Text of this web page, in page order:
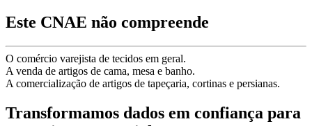
Este CNAE não compreende
O comércio varejista de tecidos em geral.
A venda de artigos de cama, mesa e banho.
A comercialização de artigos de tapeçaria, cortinas e persianas.
Transformamos dados em confiança para